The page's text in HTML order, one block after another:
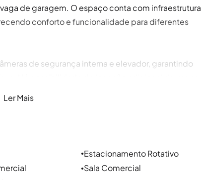
de garagem. O espaço conta com infraestrutura
conforto e funcionalidade para diferentes
de segurança interna e elevador, garantindo
do Sul, a Sperinde é a imobiliária certa para ajudar a
imóveis em Caxias do Sul nos principais bairros,
Ler Mais
●Estacionamento Rotativo
●Sala Comercial